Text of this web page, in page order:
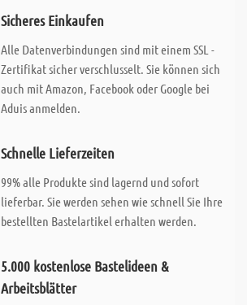
Sicheres Einkaufen
Alle Datenverbindungen sind mit einem SSL -
Zertifikat sicher verschlusselt. Sie können sich
auch mit Amazon, Facebook oder Google bei
Aduis anmelden.
Schnelle Lieferzeiten
99% alle Produkte sind lagernd und sofort
lieferbar. Sie werden sehen wie schnell Sie Ihre
bestellten Bastelartikel erhalten werden.
5.000 kostenlose Bastelideen &
Arbeitsblätter